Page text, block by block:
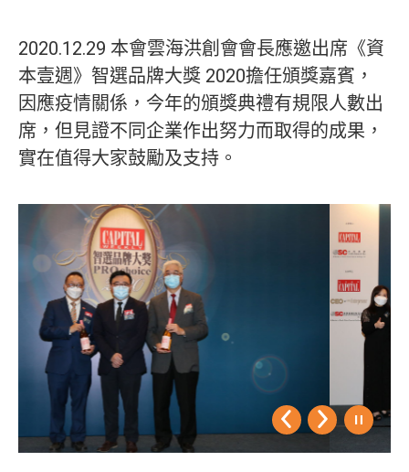
2020.12.29 本會雲海洪創會會長應邀出席《資
本壹週》智選品牌大獎 2020擔任頒獎嘉賓，
因應疫情關係，今年的頒獎典禮有規限人數出
席，但見證不同企業作出努力而取得的成果，
實在值得大家鼓勵及支持。